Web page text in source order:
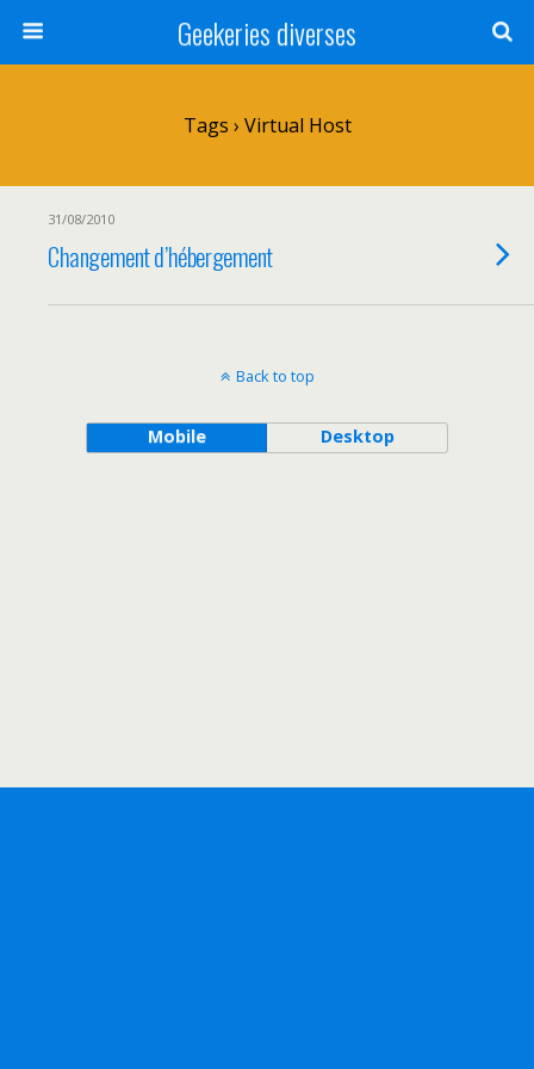
Geekeries diverses
Tags › Virtual Host
31/08/2010
Changement d’hébergement
Back to top
Mobile Desktop